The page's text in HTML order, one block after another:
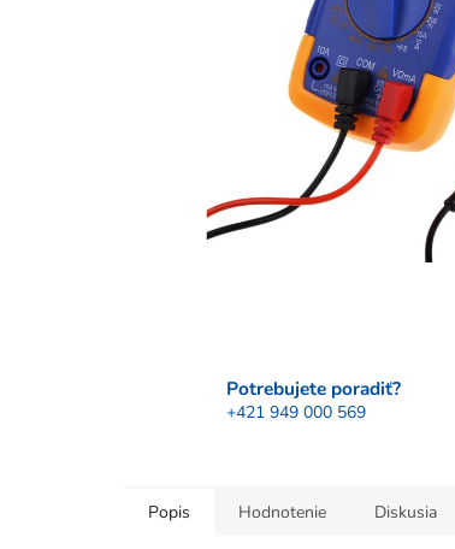
Potrebujete poradiť?
+421 949 000 569
Popis Hodnotenie Diskusia